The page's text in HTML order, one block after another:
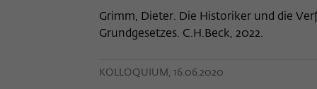
Grimm, Dieter. Die Historiker und die
Grundgesetzes. C.H.Beck, 2022.
KOLLOQUIUM, 16.06.2020